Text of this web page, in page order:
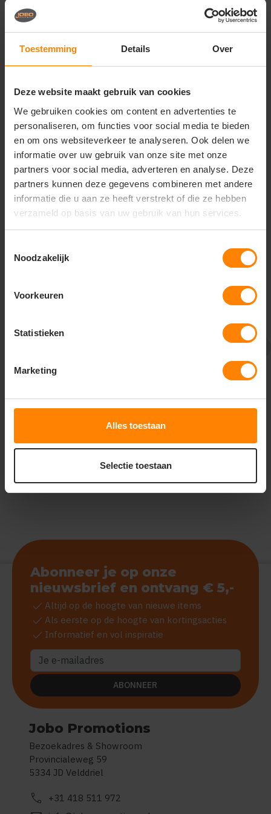
Toestemming Details Over
Deze website maakt gebruik van cookies
We gebruiken cookies om content en advertenties te
personaliseren, om functies voor social media te bieden
en om ons websiteverkeer te analyseren. Ook delen we
informatie over uw gebruik van onze site met onze
partners voor social media, adverteren en analyse. Deze
partners kunnen deze gegevens combineren met andere
informatie die u aan ze heeft verstrekt of die ze hebben
verzameld op basis van uw gebruik van hun services.
Noodzakelijk
Voorkeuren
Statistieken
Marketing
Alles toestaan
Selectie toestaan
Vragen? Neem contact
op met onze
klantenservice
mail
store Bezoek onze showroom:
Provincialeweg 59 - Velddriel
Dit vind je misschien ook leuk
Items van productcarrousel
heren 2264027
De beoordeling van dit product is
Meer stuks = meer korting
Bedrukking in eigen huis
De beoordeling van dit
Snelle levering (tot binnen 48u)
Met of zonder bedrukking
3237
Jobo Promotions
Bezoekadres & Showroom
Provincialeweg 59
5334 JD Velddriel
call +31 418 511 972
Abonneer je op onze
nieuwsbrief en ontvang € 5,-
check Altijd op de hoogte van nieuwe items
check Als eerste op de hoogte van kortingsacties
check Informatief en vol inspiratie
ABONNEER